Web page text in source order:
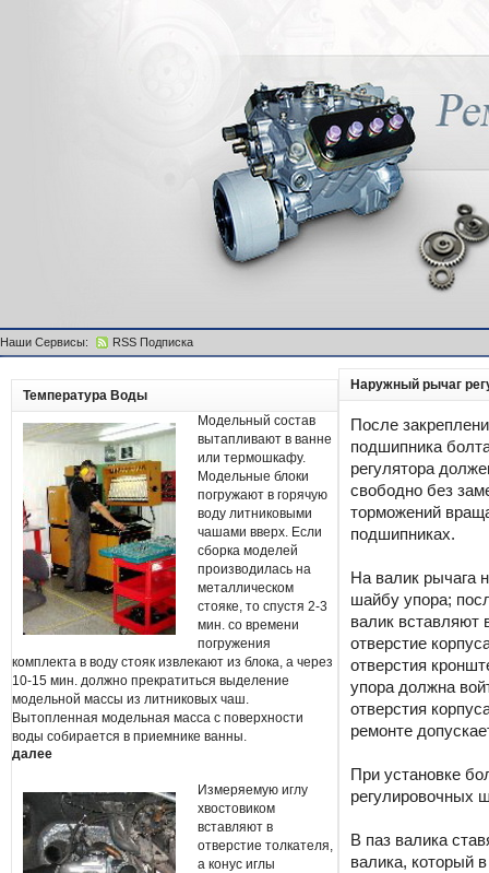
Наши Сервисы: RSS Подписка
Температура Воды
Модельный состав
вытапливают в ванне
или термошкафу.
Модельные блоки
погружают в горячую
воду литниковыми
чашами вверх. Если
сборка моделей
производилась на
металлическом
стояке, то спустя 2-3
мин. со времени
погружения
комплекта в воду стояк извлекают из блока, а через
10-15 мин. должно прекратиться выделение
модельной массы из литниковых чаш.
Вытопленная модельная масса с поверхности
воды собирается в приемнике ванны.
далее
Измеряемую иглу
хвостовиком
вставляют в
отверстие толкателя,
а конус иглы
Наружный рычаг
После
подшипника
регулятора
свободно без
торможений
подшипниках.
На валик рычага
шайбу упора;
валик вставляют
отверстие
отверстия
упора должна
отверстия
ремонте
При установке
регулировочных
В паз валика
валика, который